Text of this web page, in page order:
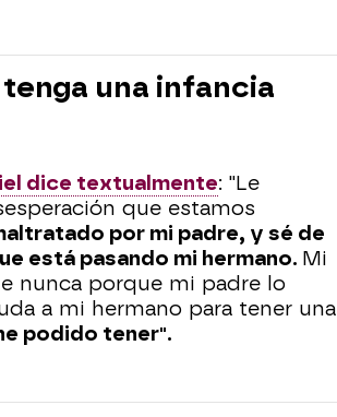
una infancia
dice textualmente: "Le
que estamos
por mi padre, y sé de
está pasando mi hermano. Mi
nunca porque mi padre lo
a mi hermano para tener una
podido tener".